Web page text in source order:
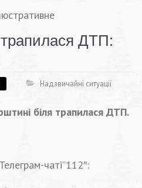
ДТП:
Надзвичайні ситуації
біля трапилася ДТП.
чаті”112″: